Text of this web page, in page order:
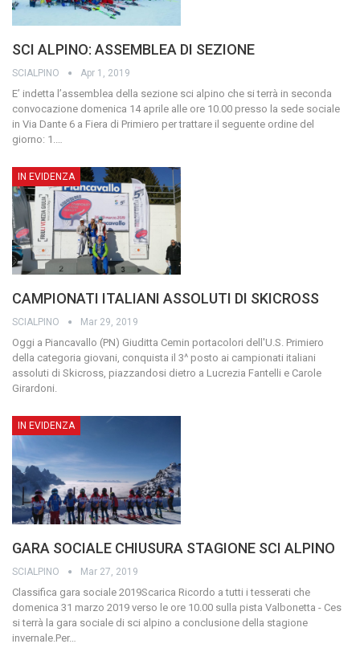
SCI ALPINO: ASSEMBLEA DI SEZIONE
SCIALPINO Apr 1, 2019
E’ indetta l’assemblea della sezione sci alpino che si terrà in seconda
convocazione domenica 14 aprile alle ore 10.00 presso la sede sociale
in Via Dante 6 a Fiera di Primiero per trattare il seguente ordine del
giorno: 1.…
IN EVIDENZA
CAMPIONATI ITALIANI ASSOLUTI DI SKICROSS
SCIALPINO Mar 29, 2019
Oggi a Piancavallo (PN) Giuditta Cemin portacolori dell'U.S. Primiero
della categoria giovani, conquista il 3^ posto ai campionati italiani
assoluti di Skicross, piazzandosi dietro a Lucrezia Fantelli e Carole
Girardoni.
IN EVIDENZA
GARA SOCIALE CHIUSURA STAGIONE SCI ALPINO
SCIALPINO Mar 27, 2019
Classifica gara sociale 2019Scarica Ricordo a tutti i tesserati che
domenica 31 marzo 2019 verso le ore 10.00 sulla pista Valbonetta - Ces
si terrà la gara sociale di sci alpino a conclusione della stagione
invernale.Per…